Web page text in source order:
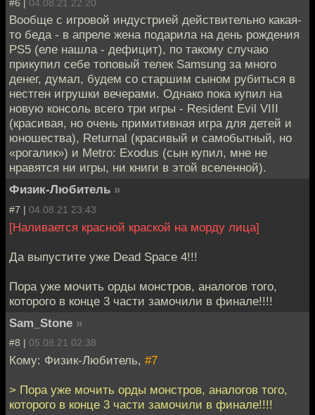
#6 | 04.08.21 22:20
Вообще с игровой индустрией действительно какая-
то беда - в апреле жена подарила на день рождения
PS5 (еле нашла - дефицит), по такому случаю
прикупил себе топовый телек Samsung за много
денег, думал, будем со старшим сыном рубиться в
нестген игрушки вечерами. Однако пока купил на
новую консоль всего три игры - Resident Evil VIII
(красивая, но очень примитивная игра для детей и
юношества), Returnal (красивый и самобытный, но
«рогалик») и Metro: Exodus (сын купил, мне не
нравятся ни игры, ни книги в этой вселенной).
Физик-Любитель »
#7 | 04.08.21 23:43
[Наливается красной краской на морду лица]
Да выпустите уже Dead Space 4!!!
Пора уже мочить орды монстров, аналогов того,
которого в конце 3 части замочили в финале!!!!
Sam_Stone »
#8 | 05.08.21 02:38
Кому: Физик-Любитель, #7
> Пора уже мочить орды монстров, аналогов того,
которого в конце 3 части замочили в финале!!!!